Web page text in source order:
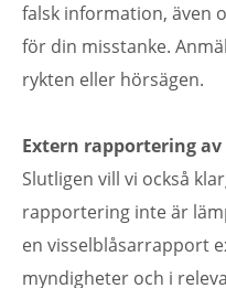
falsk information, även
för din misstanke.
rykten eller hörsägen.
Extern rapportering
Slutligen vill vi också
rapportering inte är
en visselblåsarrapport
myndigheter och i